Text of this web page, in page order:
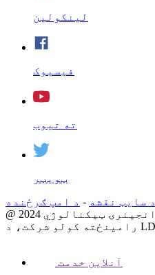
لینکولین
فیسبوک
ته تیوب
ټویټر
د سایټ نقشه - د امپ ګرځنده
@ 2024 شانګهای ژیړیو ماشین انجینرۍ ټیکنالوژي
آنلاین خدمت